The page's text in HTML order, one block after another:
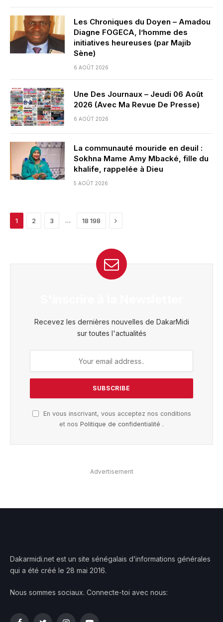
Les Chroniques du Doyen – Amadou
Diagne FOGECA, l’homme des
initiatives heureuses (par Majib
Sène)
6 AOÛT 2026
Une Des Journaux – Jeudi 06 Août
2026 (Avec Ma Revue De Presse)
6 AOÛT 2026
La communauté mouride en deuil :
Sokhna Mame Amy Mbacké, fille du
khalife, rappelée à Dieu
5 AOÛT 2026
1 2 3 … 18 198 Next
Recevez les dernières nouvelles de DakarMidi
sur toutes l'actualités
En vous inscrivant, vous acceptez nos conditions
et nos Politique de confidentialité .
Advertisement
Dakarmidi.net est un site sénégalais d’informations générales
qui a été créé le 28 mai 2016.
Nous sommes sociaux. Connecte-toi avec nous: